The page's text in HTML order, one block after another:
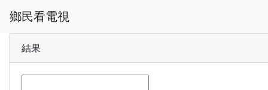
鄉民看電視
結果